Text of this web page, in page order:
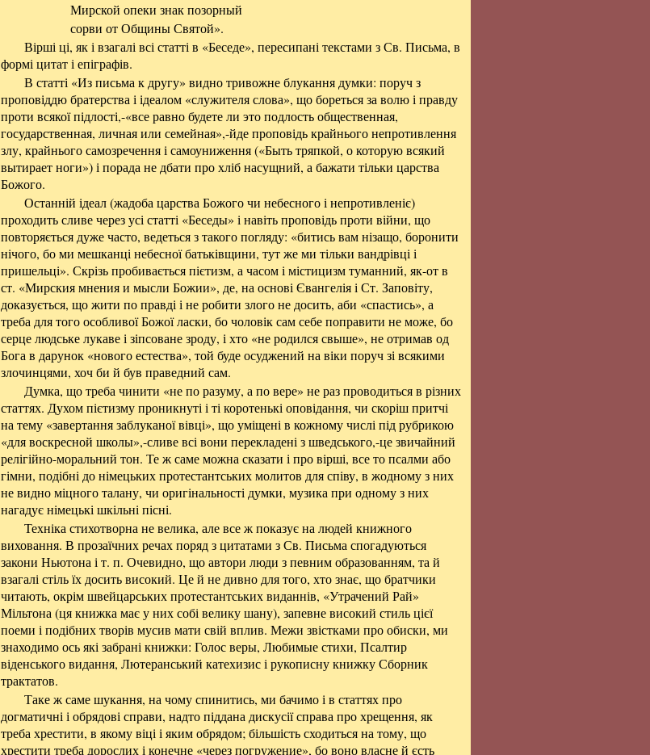
Мирской опеки знак позорный
сорви от Общины Святой».
Вірші ці, як і взагалі всі статті в «Беседе», пересипані текстами з Св. Письма, в
формі цитат і епіграфів.
В статті «Из письма к другу» видно тривожне блукання думки: поруч з
проповіддю братерства і ідеалом «служителя слова», що бореться за волю і правду
проти всякої підлості,-«все равно будете ли это подлость общественная,
государственная, личная или семейная»,-йде проповідь крайнього непротивлення
злу, крайнього самозречення і самоуниження («Быть тряпкой, о которую всякий
вытирает ноги») і порада не дбати про хліб насущний, а бажати тільки царства
Божого.
Останній ідеал (жадоба царства Божого чи небесного і непротивленіє)
проходить сливе через усі статті «Беседы» і навіть проповідь проти війни, що
повторяється дуже часто, ведеться з такого погляду: «битись вам нізащо, боронити
нічого, бо ми мешканці небесної батьківщини, тут же ми тільки вандрівці і
пришельці». Скрізь пробивається пієтизм, а часом і містицизм туманний, як-от в
ст. «Мирския мнения и мысли Божии», де, на основі Євангелія і Ст. Заповіту,
доказується, що жити по правді і не робити злого не досить, аби «спастись», а
треба для того особливої Божої ласки, бо чоловік сам себе поправити не може, бо
серце людське лукаве і зіпсоване зроду, і хто «не родился свыше», не отримав од
Бога в дарунок «нового естества», той буде осуджений на віки поруч зі всякими
злочинцями, хоч би й був праведний сам.
Думка, що треба чинити «не по разуму, а по вере» не раз проводиться в різних
статтях. Духом пієтизму проникнуті і ті коротенькі оповідання, чи скоріш притчі
на тему «завертання заблуканої вівці», що уміщені в кожному числі під рубрикою
«для воскресной школы»,-сливе всі вони перекладені з шведського,-це звичайний
релігійно-моральний тон. Те ж саме можна сказати і про вірші, все то псалми або
гімни, подібні до німецьких протестантських молитов для співу, в жодному з них
не видно міцного талану, чи оригінальності думки, музика при одному з них
нагадує німецькі шкільні пісні.
Техніка стихотворна не велика, але все ж показує на людей книжного
виховання. В прозаїчних речах поряд з цитатами з Св. Письма спогадуються
закони Ньютона і т. п. Очевидно, що автори люди з певним образованням, та й
взагалі стіль їх досить високий. Це й не дивно для того, хто знає, що братчики
читають, окрім швейцарських протестантських виданнів, «Утрачений Рай»
Мільтона (ця книжка має у них собі велику шану), запевне високий стиль цієї
поеми і подібних творів мусив мати свій вплив. Межи звістками про обиски, ми
знаходимо ось які забрані книжки: Голос веры, Любимые стихи, Псалтир
віденського видання, Лютеранський катехизис і рукописну книжку Сборник
трактатов.
Таке ж саме шукання, на чому спинитись, ми бачимо і в статтях про
догматичні і обрядові справи, надто піддана дискусії справа про хрещення, як
треба хрестити, в якому віці і яким обрядом; більшість сходиться на тому, що
хрестити треба дорослих і конечне «через погружение», бо воно власне й єсть